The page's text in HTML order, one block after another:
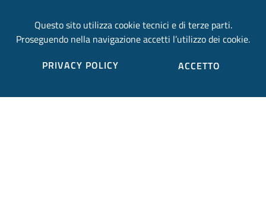
Credits
Questo sito utilizza cookie tecnici e di terze parti.
Proseguendo nella navigazione accetti l’utilizzo dei cookie.
PRIVACY POLICY
ACCETTO